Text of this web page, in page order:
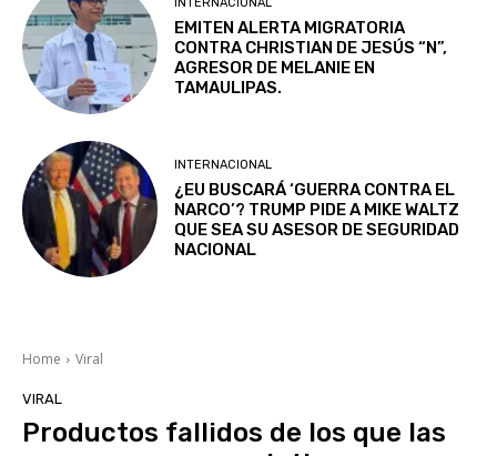
EMITEN ALERTA MIGRATORIA
CONTRA CHRISTIAN DE JESÚS “N”,
AGRESOR DE MELANIE EN
TAMAULIPAS.
INTERNACIONAL
¿EU BUSCARÁ ‘GUERRA CONTRA EL
NARCO’? TRUMP PIDE A MIKE WALTZ
QUE SEA SU ASESOR DE SEGURIDAD
NACIONAL